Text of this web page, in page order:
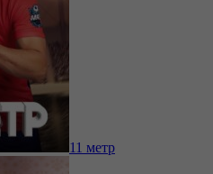
11 метр